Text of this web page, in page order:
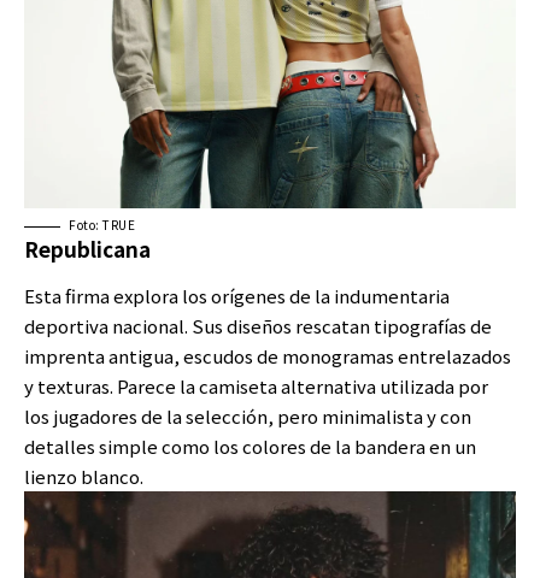
Foto: TRUE
Republicana
Esta firma explora los orígenes de la indumentaria
deportiva nacional. Sus diseños rescatan tipografías de
imprenta antigua, escudos de monogramas entrelazados
y texturas. Parece la camiseta alternativa utilizada por
los jugadores de la selección, pero minimalista y con
detalles simple como los colores de la bandera en un
lienzo blanco.